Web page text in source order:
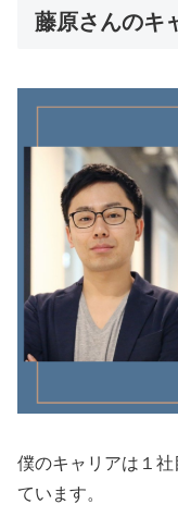
藤原さんのキ
僕のキャリアは１
ています。